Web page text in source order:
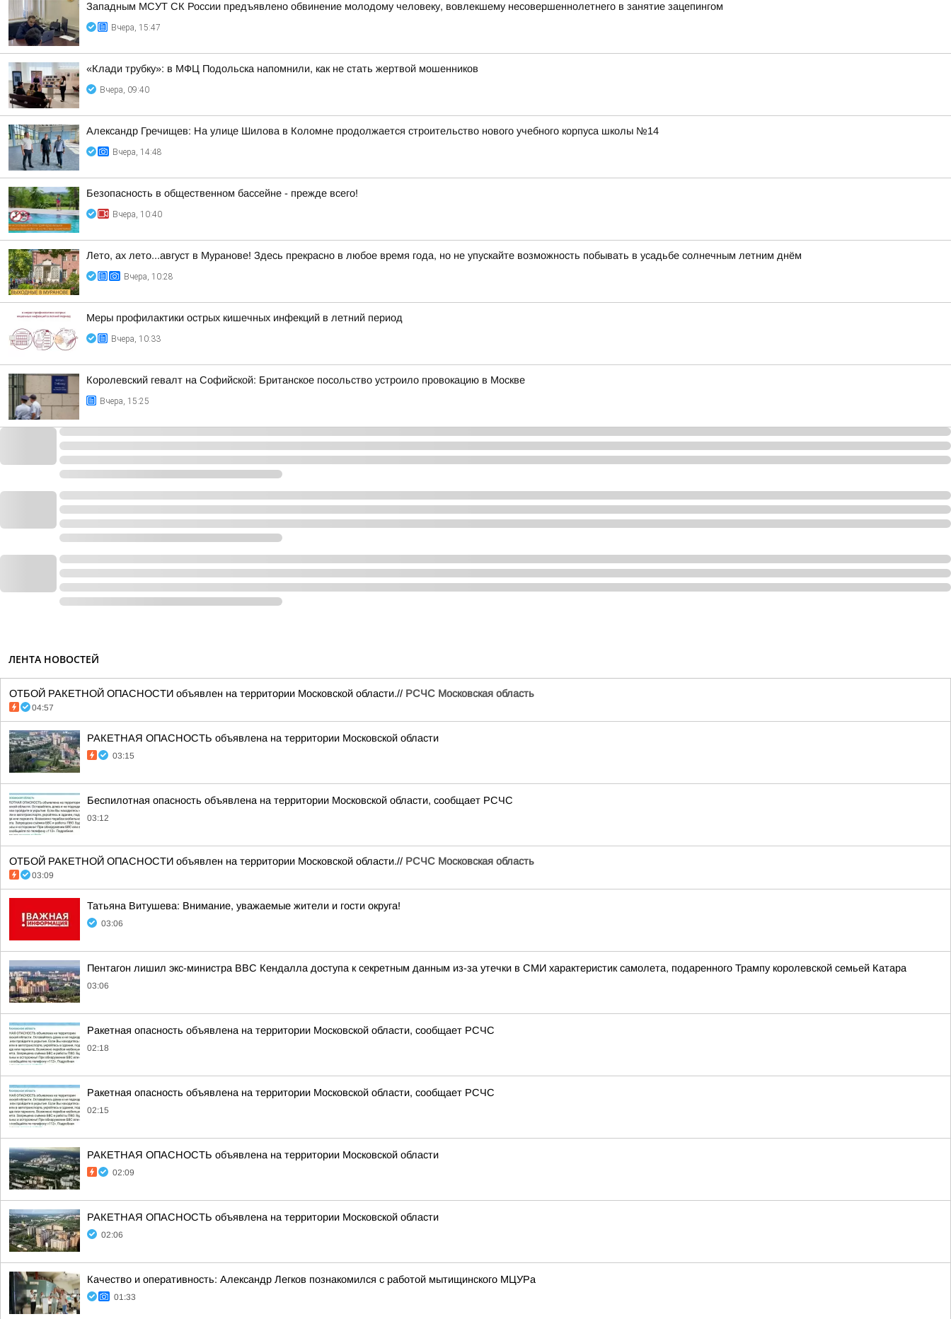
Западным МСУТ СК России предъявлено обвинение молодому человеку, вовлекшему несовершеннолетнего в занятие зацепингом
Вчера, 15:47
«Клади трубку»: в МФЦ Подольска напомнили, как не стать жертвой мошенников
Вчера, 09:40
Александр Гречищев: На улице Шилова в Коломне продолжается строительство нового учебного корпуса школы №14
Вчера, 14:48
Безопасность в общественном бассейне - прежде всего!
Вчера, 10:40
Лето, ах лето...август в Муранове! Здесь прекрасно в любое время года, но не упускайте возможность побывать в усадьбе солнечным летним днём
Вчера, 10:28
Меры профилактики острых кишечных инфекций в летний период
Вчера, 10:33
Королевский гевалт на Софийской: Британское посольство устроило провокацию в Москве
Вчера, 15:25
ЛЕНТА НОВОСТЕЙ
ОТБОЙ РАКЕТНОЙ ОПАСНОСТИ объявлен на территории Московской области.// РСЧС Московская область
04:57
РАКЕТНАЯ ОПАСНОСТЬ объявлена на территории Московской области
03:15
Беспилотная опасность объявлена на территории Московской области, сообщает РСЧС
03:12
ОТБОЙ РАКЕТНОЙ ОПАСНОСТИ объявлен на территории Московской области.// РСЧС Московская область
03:09
Татьяна Витушева: Внимание, уважаемые жители и гости округа!
03:06
Пентагон лишил экс-министра ВВС Кендалла доступа к секретным данным из-за утечки в СМИ характеристик самолета, подаренного Трампу королевской семьей Катара
03:06
Ракетная опасность объявлена на территории Московской области, сообщает РСЧС
02:18
Ракетная опасность объявлена на территории Московской области, сообщает РСЧС
02:15
РАКЕТНАЯ ОПАСНОСТЬ объявлена на территории Московской области
02:09
РАКЕТНАЯ ОПАСНОСТЬ объявлена на территории Московской области
02:06
Качество и оперативность: Александр Легков познакомился с работой мытищинского МЦУРа
01:33